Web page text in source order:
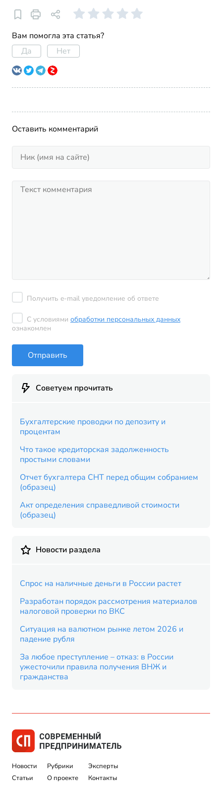
Вам помогла эта статья?
Да
Нет
Оставить комментарий
Получить e-mail уведомление об ответе
С условиями обработки персональных данных
ознакомлен
Отправить
Советуем прочитать
Бухгалтерские проводки по депозиту и
процентам
Что такое кредиторская задолженность
простыми словами
Отчет бухгалтера СНТ перед общим собранием
(образец)
Акт определения справедливой стоимости
(образец)
Новости раздела
Спрос на наличные деньги в России растет
Разработан порядок рассмотрения материалов
налоговой проверки по ВКС
Ситуация на валютном рынке летом 2026 и
падение рубля
За любое преступление – отказ: в России
ужесточили правила получения ВНЖ и
гражданства
Новости
Статьи
Рубрики
О проекте
Эксперты
Контакты